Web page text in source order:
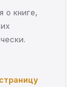
о книге,
страницу